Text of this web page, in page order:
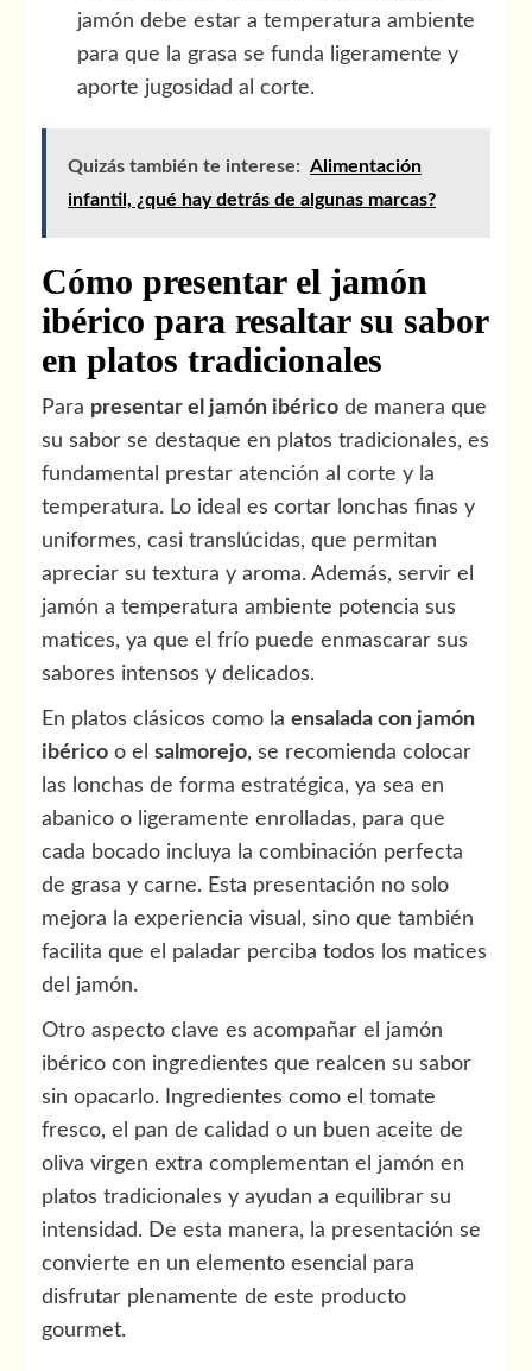
jamón debe estar a temperatura ambiente
para que la grasa se funda ligeramente y
aporte jugosidad al corte.
Quizás también te interese: Alimentación
infantil, ¿qué hay detrás de algunas marcas?
Cómo presentar el jamón
ibérico para resaltar su sabor
en platos tradicionales
Para presentar el jamón ibérico de manera que
su sabor se destaque en platos tradicionales, es
fundamental prestar atención al corte y la
temperatura. Lo ideal es cortar lonchas finas y
uniformes, casi translúcidas, que permitan
apreciar su textura y aroma. Además, servir el
jamón a temperatura ambiente potencia sus
matices, ya que el frío puede enmascarar sus
sabores intensos y delicados.
En platos clásicos como la ensalada con jamón
ibérico o el salmorejo, se recomienda colocar
las lonchas de forma estratégica, ya sea en
abanico o ligeramente enrolladas, para que
cada bocado incluya la combinación perfecta
de grasa y carne. Esta presentación no solo
mejora la experiencia visual, sino que también
facilita que el paladar perciba todos los matices
del jamón.
Otro aspecto clave es acompañar el jamón
ibérico con ingredientes que realcen su sabor
sin opacarlo. Ingredientes como el tomate
fresco, el pan de calidad o un buen aceite de
oliva virgen extra complementan el jamón en
platos tradicionales y ayudan a equilibrar su
intensidad. De esta manera, la presentación se
convierte en un elemento esencial para
disfrutar plenamente de este producto
gourmet.